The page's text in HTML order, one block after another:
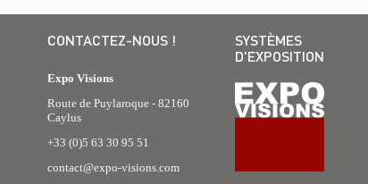
CONTACTEZ-NOUS !
Expo Visions
Route de Puylaroque - 82160
Caylus
+33 (0)5 63 30 95 51
contact@expo-visions.com
SYSTÈMES
D'EXPOSITION